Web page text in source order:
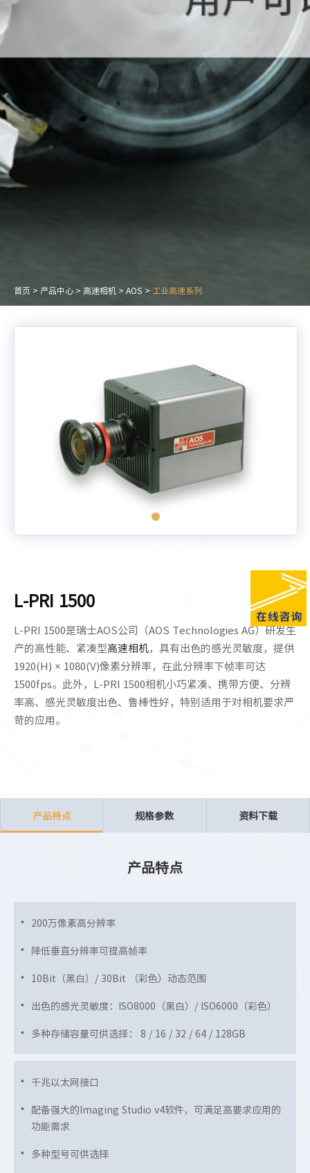
首页 > 产品中心 > 高速相机 > AOS > 工业高速系列
L-PRI 1500
L-PRI 1500是瑞士AOS公司（AOS Technologies AG）研发生
产的高性能、紧凑型高速相机，具有出色的感光灵敏度，提供
1920(H) × 1080(V)像素分辨率，在此分辨率下帧率可达
1500fps。此外，L-PRI 1500相机小巧紧凑、携带方便、分辨
率高、感光灵敏度出色、鲁棒性好，特别适用于对相机要求严
苛的应用。
产品特点 规格参数 资料下载
产品特点
200万像素高分辨率
降低垂直分辨率可提高帧率
10Bit（黑白）/ 30Bit （彩色）动态范围
出色的感光灵敏度：ISO8000（黑白）/ ISO6000（彩色）
多种存储容量可供选择： 8 / 16 / 32 / 64 / 128GB
千兆以太网接口
配备强大的Imaging Studio v4软件，可满足高要求应用的
功能需求
多种型号可供选择